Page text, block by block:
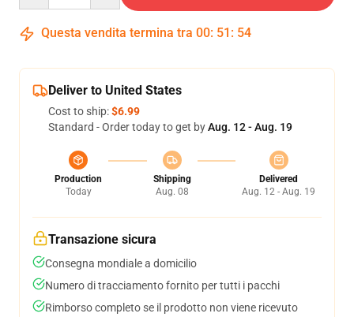
Questa vendita termina tra 00: 51 : 54
Deliver to United States
Cost to ship:$6.99
Standard - Order today to get byAug. 12 - Aug. 19
Production
Today
Shipping
Aug. 08
Delivered
Aug. 12 - Aug. 19
Transazione sicura
Consegna mondiale a domicilio
Numero di tracciamento fornito per tutti i pacchi
Rimborso completo se il prodotto non viene ricevuto